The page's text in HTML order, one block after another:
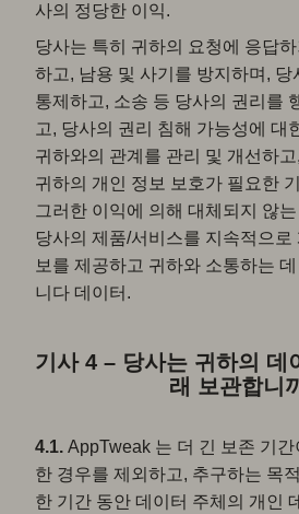
사의 정당한 이익.
당사는 특히 귀하의 요청에 응답
하고, 남용 및 사기를 방지하며, 당
통제하고, 소송 등 당사의 권리를
고, 당사의 권리 침해 가능성에 대
귀하와의 관계를 관리 및 개선하
귀하의 개인 정보 보호가 필요한
그러한 이익에 의해 대체되지 않
당사의 제품/서비스를 지속적으로
보를 제공하고 귀하와 소통하는
니다 데이터.
기사 4 – 당사는 귀하의 데
래 보관합니
4.1. AppTweak 는 더 긴 보존 기
한 경우를 제외하고, 추구하는 목
한 기간 동안 데이터 주체의 개인